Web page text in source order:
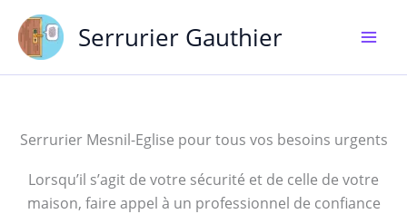
contenu
Serrurier Gauthier
Serrurier Mesnil-Eglise pour tous vos besoins urgents
Lorsqu’il s’agit de votre sécurité et de celle de votre
maison, faire appel à un professionnel de confiance